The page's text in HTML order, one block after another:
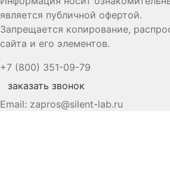
является публичной офертой.
Запрещается копирование,
сайта и его элементов.
+7 (800) 351-09-79
заказать звонок
Email: zapros@silent-lab.ru